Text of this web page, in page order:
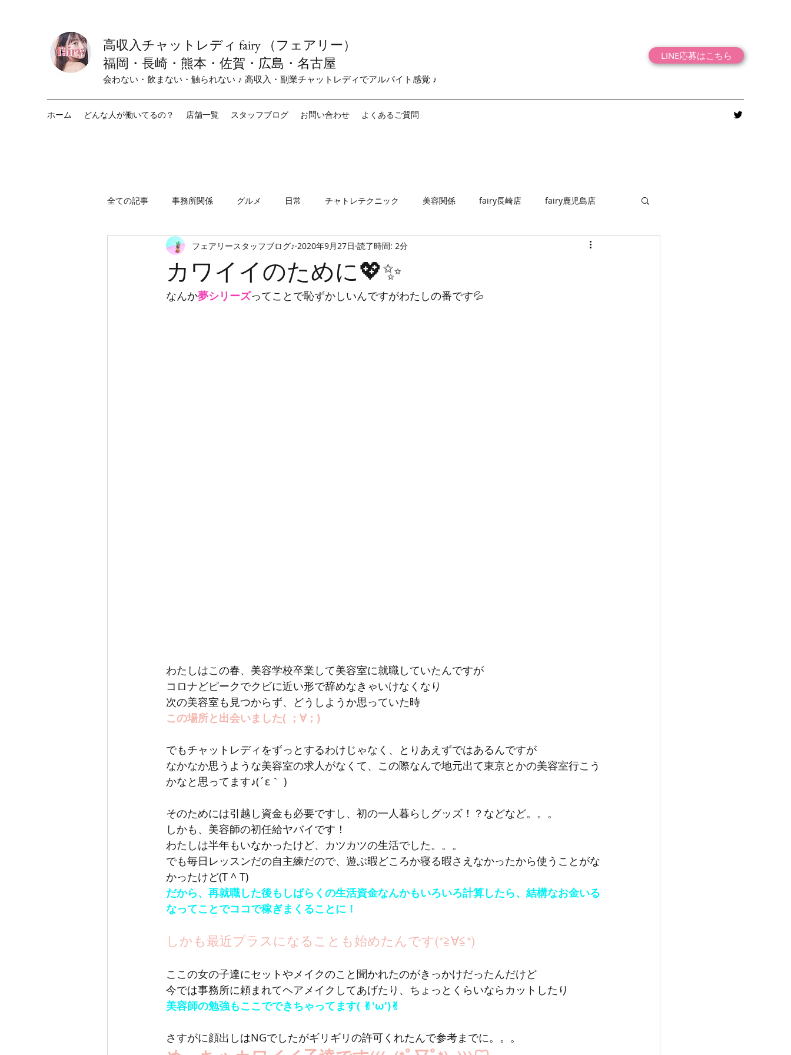
高収入チャットレディ fairy （フェアリー）
福岡・長崎・熊本・佐賀・広島・名古屋
会わない・飲まない・触られない ♪ 高収入・副業チャットレディでアルバイト感覚 ♪
LINE応募はこちら
ホーム どんな人が働いてるの？ 店舗一覧 スタッフブログ お問い合わせ よくあるご質問
全ての記事 事務所関係 グルメ 日常 チャトレテクニック 美容関係 fairy長崎店 fairy鹿児島店
fairy小倉店 fairy栄店 fairy名古屋店
カワイイのために💖✨
フェアリースタッフブログ♪ 2020年9月27日 読了時間: 2分
なんか夢シリーズってことで恥ずかしいんですがわたしの番です💦
わたしはこの春、美容学校卒業して美容室に就職していたんですが
コロナどピークでクビに近い形で辞めなきゃいけなくなり
次の美容室も見つからず、どうしようか思っていた時
この場所と出会いました( ；∀；)
でもチャットレディをずっとするわけじゃなく、とりあえずではあるんですが
なかなか思うような美容室の求人がなくて、この際なんで地元出て東京とかの美容室行こう
かなと思ってます♪(´ε｀ )
そのためには引越し資金も必要ですし、初の一人暮らしグッズ！？などなど。。。
しかも、美容師の初任給ヤバイです！
わたしは半年もいなかったけど、カツカツの生活でした。。。
でも毎日レッスンだの自主練だので、遊ぶ暇どころか寝る暇さえなかったから使うことがな
かったけど(T ^ T)
だから、再就職した後もしばらくの生活資金なんかもいろいろ計算したら、結構なお金いる
なってことでココで稼ぎまくることに！
しかも最近プラスになることも始めたんです(*≧∀≦*)
ここの女の子達にセットやメイクのこと聞かれたのがきっかけだったんだけど
今では事務所に頼まれてヘアメイクしてあげたり、ちょっとくらいならカットしたり
美容師の勉強もここでできちゃってます( ✌︎'ω')✌︎
さすがに顔出しはNGでしたがギリギリの許可くれたんで参考までに。。。